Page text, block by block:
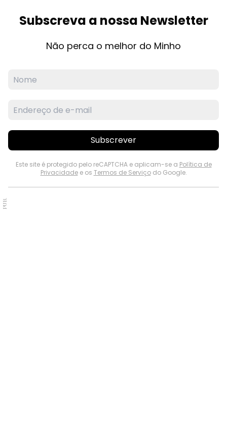
Subscreva a nossa Newsletter
Não perca o melhor do Minho
Subscrever
Este site é protegido pelo reCAPTCHA e aplicam-se a Política de
Privacidadee os Termos de Serviçodo Google.
PUB.